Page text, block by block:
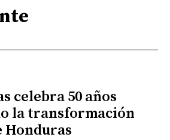
celebra 50 años
la transformación
Honduras